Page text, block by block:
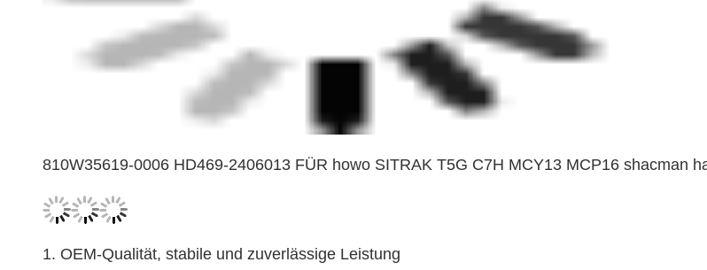
810W35619-0006 HD469-2406013 FÜR howo SITRAK T5G C7H MCY13 MCP16 shacman